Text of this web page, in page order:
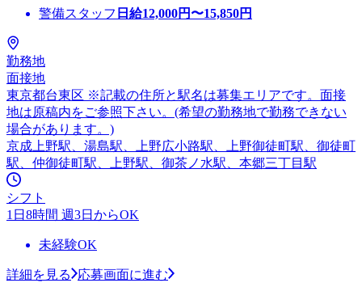
警備スタッフ 日給12,000円〜15,850円
勤務地
面接地
東京都台東区 ※記載の住所と駅名は募集エリアです。面接
地は原稿内をご参照下さい。(希望の勤務地で勤務できない
場合があります。)
京成上野駅、湯島駅、上野広小路駅、上野御徒町駅、御徒町
駅、仲御徒町駅、上野駅、御茶ノ水駅、本郷三丁目駅
シフト
1日8時間 週3日からOK
未経験OK
詳細を見る
応募画面に進む